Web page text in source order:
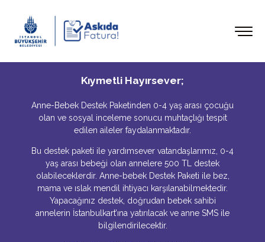
Kıymetli Hayırsever;
Anne-Bebek Destek Paketinden 0-4 yaş arası çocuğu
olan ve sosyal inceleme sonucu muhtaçlığı tespit
edilen aileler faydalanmaktadır.
Bu destek paketi ile yardımsever vatandaşlarımız, 0-4
yaş arası bebeği olan annelere 500 TL destek
olabileceklerdir. Anne-bebek Destek Paketi ile bez,
mama ve ıslak mendil ihtiyacı karşılanabilmektedir.
Yapacağınız destek, doğrudan bebek sahibi
annelerin İstanbulkart’ına yatırılacak ve anne SMS ile
bilgilendirilecektir.